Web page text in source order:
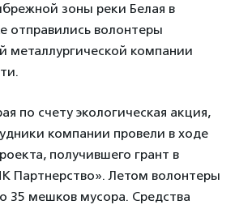
зоны реки Белая в
отправились волонтеры
металлургической компании
по счету экологическая акция,
компании провели в ходе
получившего грант в
Партнерство». Летом волонтеры
35 мешков мусора. Средства